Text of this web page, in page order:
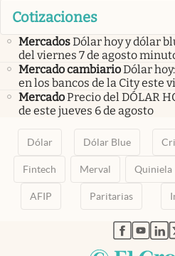
Cotizaciones
MercadosDólar hoy y dólar
del viernes 7 de agosto
Mercado cambiarioDólar
en los bancos de la City este
MercadoPrecio del DÓLAR
de este jueves 6 de agosto
Dólar Dólar Blue
Fintech Merval Quiniela
AFIP Paritarias
abre en
abre